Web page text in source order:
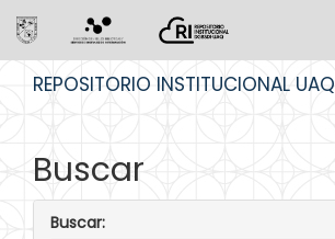
REPOSITORIO INSTITUCIONAL UAQ
Buscar
Buscar: